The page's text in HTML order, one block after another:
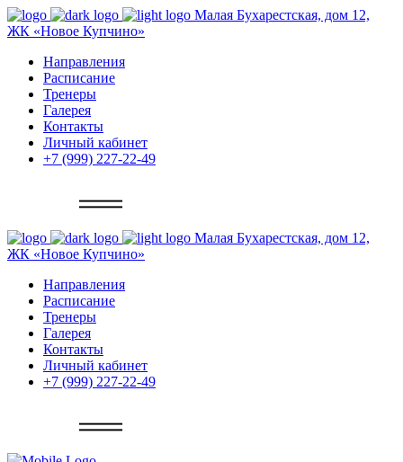
Малая Бухарестская, дом 12,
ЖК «Новое Купчино»
Направления
Расписание
Тренеры
Галерея
Контакты
Личный кабинет
+7 (999) 227-22-49
Малая Бухарестская, дом 12,
ЖК «Новое Купчино»
Направления
Расписание
Тренеры
Галерея
Контакты
Личный кабинет
+7 (999) 227-22-49